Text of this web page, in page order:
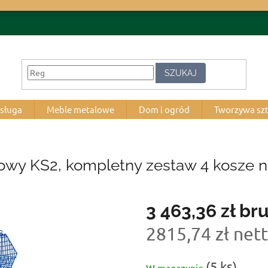
SZUKAJ
Meble metalowe Dom i ogród Tworzywa
KS2, kompletny zestaw 4 kosze
3 463,36 zł
2815,74 zł